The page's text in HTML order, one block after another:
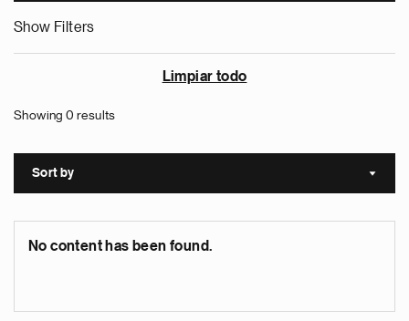
Show Filters
Limpiar todo
Showing 0 results
Sort by Sort
No content has been found.